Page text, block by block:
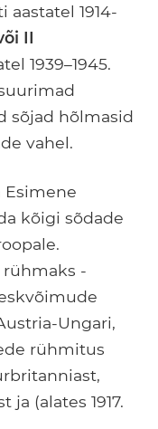
Pocket
aastatel 1914-
II
1939–1945.
sõjad hõlmasid
vahel.
Esimene
kõigi sõdade
rühmaks -
Ungari,
rühmitus
ja (alates 1917.